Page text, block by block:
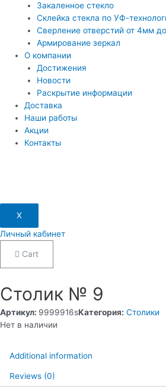
Закаленное стекло
Склейка стекла по УФ-
Сверление отверстий от 4мм
Армирование зеркал
О компании
Достижения
Новости
Раскрытие информации
Доставка
Наши работы
Акции
Контакты
X
Личный кабинет
Cart
Столик № 9
Артикул: 9999916sКатегория: Столики
Нет в наличии
Additional information
Reviews (0)